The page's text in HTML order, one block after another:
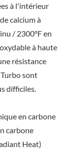
à l'intérieur
calcium à
/ 2300°F en
à haute
résistance
sont
difficiles.
en carbone
carbone
Heat)